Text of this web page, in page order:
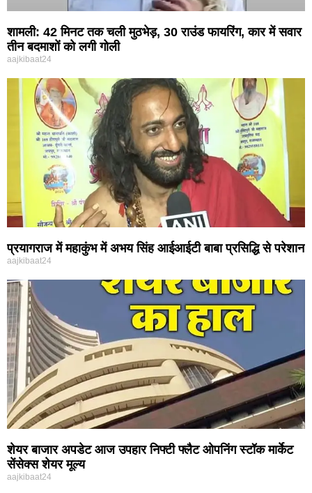
शामली: 42 मिनट तक चली मुठभेड़, 30 राउंड फायरिंग, कार में सवार
तीन बदमाशों को लगी गोली
aajkibaat24
प्रयागराज में महाकुंभ में अभय सिंह आईआईटी बाबा प्रसिद्धि से परेशान
aajkibaat24
शेयर बाजार अपडेट आज उपहार निफ्टी फ्लैट ओपनिंग स्टॉक मार्केट
सेंसेक्स शेयर मूल्य
aajkibaat24